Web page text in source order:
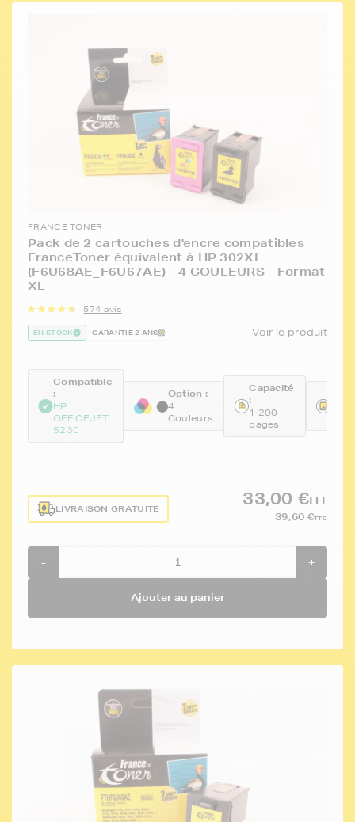
FRANCE TONER
Pack de 2 cartouches d'encre compatibles
FranceToner équivalent à HP 302XL
(F6U68AE_F6U67AE) - 4 COULEURS - Format
XL
574 avis
EN STOCK GARANTIE 2 ANS Voir le produit
Compatible
:
HP
OFFICEJET
5230
Option :
4
Couleurs
Capacité
:
1 200
pages
LIVRAISON GRATUITE
33,00 €HT
39,60 €TTC
- +
Ajouter au panier